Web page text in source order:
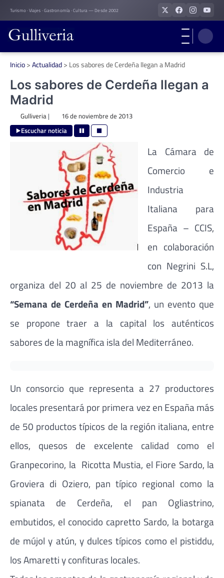
Skip
to
content
Turismo · Viajes · Gastronomía · Cultura — Desde 2002
Inicio>Actualidad> Los sabores de Cerdeña llegan a Madrid
Los sabores de Cerdeña llegan a
Madrid
Gulliveria| 16 de noviembre de 2013
Escuchar noticia
La Cámara de
Comercio e
Industria
Italiana para
España – CCIS,
en colaboración
con Negrini S.L,
organiza del 20 al 25 de noviembre de 2013 la
“Semana de Cerdeña en Madrid”, un evento que
se propone traer a la capital los auténticos
sabores de la magnífica isla del Mediterráneo.
Un consorcio que representa a 27 productores
locales presentará por primera vez en España más
de 50 productos típicos de la región italiana, entre
ellos, quesos de excelente calidad como el
Granpecorino, la Ricotta Mustia, el Fiore Sardo, la
Groviera di Oziero, pan típico regional como la
spianata de Cerdeña, el pan Ogliastrino,
embutidos, el conocido capretto Sardo, la botarga
de mújol y atún, y dulces típicos como el pistiddu,
los Amaretti y confituras locales.